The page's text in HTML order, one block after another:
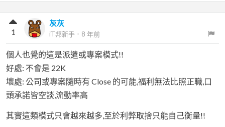
灰灰
iT邦新手 ． 8 年前
1
個人也覺的這是派遣或專案模式!!
好處: 不會是 22K
壞處: 公司或專案隨時有 Close 的可能,福利無法比照正職,口
頭承諾皆空談,流動率高
其實這類模式只會越來越多,至於利弊取捨只能自己衡量!!